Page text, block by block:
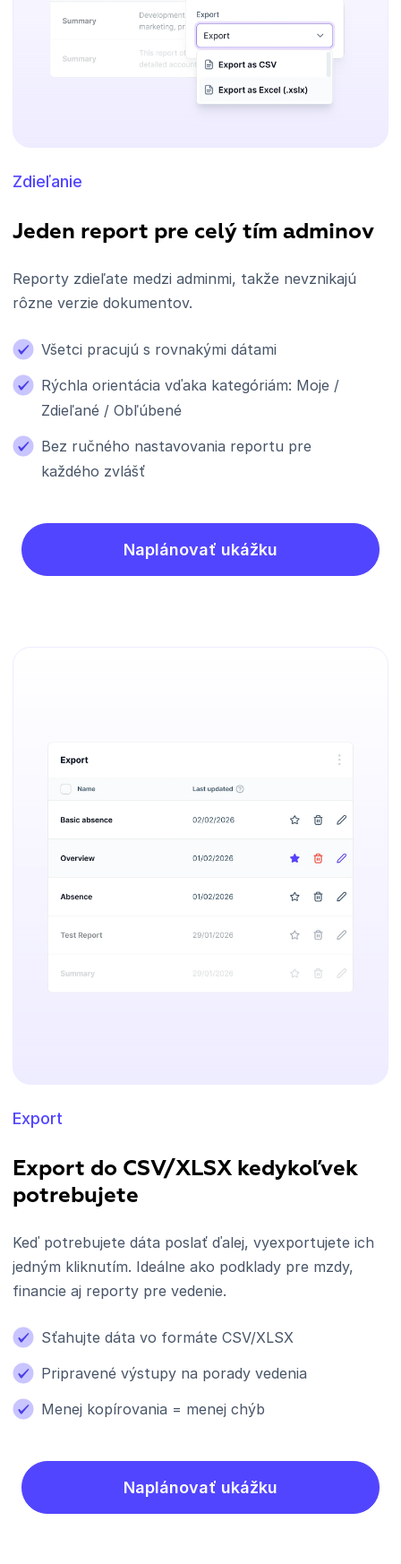
Zdieľanie
Jeden report pre celý tím adminov
Reporty zdieľate medzi adminmi, takže nevznikajú
rôzne verzie dokumentov.
Všetci pracujú s rovnakými dátami
Rýchla orientácia vďaka kategóriám: Moje /
Zdieľané / Obľúbené
Bez ručného nastavovania reportu pre
každého zvlášť
Naplánovať ukážku
Export
Export do CSV/XLSX kedykoľvek
potrebujete
Keď potrebujete dáta poslať ďalej, vyexportujete ich
jedným kliknutím. Ideálne ako podklady pre mzdy,
financie aj reporty pre vedenie.
Sťahujte dáta vo formáte CSV/XLSX
Pripravené výstupy na porady vedenia
Menej kopírovania = menej chýb
Naplánovať ukážku